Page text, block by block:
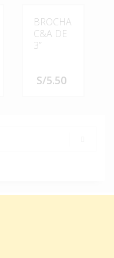
BROCHA
C&A DE
3”
S/5.50